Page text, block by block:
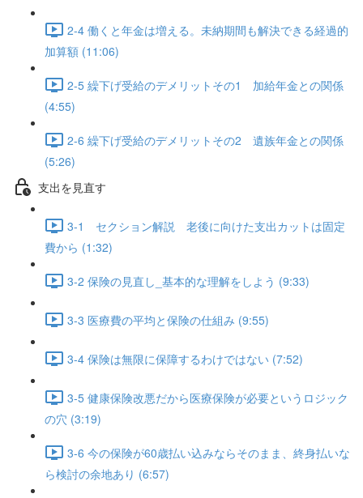
2-4 働くと年金は増える。未納期間も解決できる経過的
加算額 (11:06)
2-5 繰下げ受給のデメリットその1 加給年金との関係
(4:55)
2-6 繰下げ受給のデメリットその2 遺族年金との関係
(5:26)
支出を見直す
3-1 セクション解説 老後に向けた支出カットは固定
費から (1:32)
3-2 保険の見直し_基本的な理解をしよう (9:33)
3-3 医療費の平均と保険の仕組み (9:55)
3-4 保険は無限に保障するわけではない (7:52)
3-5 健康保険改悪だから医療保険が必要というロジック
の穴 (3:19)
3-6 今の保険が60歳払い込みならそのまま、終身払いな
ら検討の余地あり (6:57)